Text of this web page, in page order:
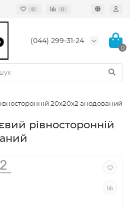
0 0
(044) 299-31-24
0
20х20x2 анодований
рівносторонній